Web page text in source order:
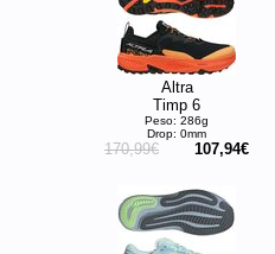
Altra
Timp 6
Peso: 286g
Drop: 0mm
170,99€ 107,94€